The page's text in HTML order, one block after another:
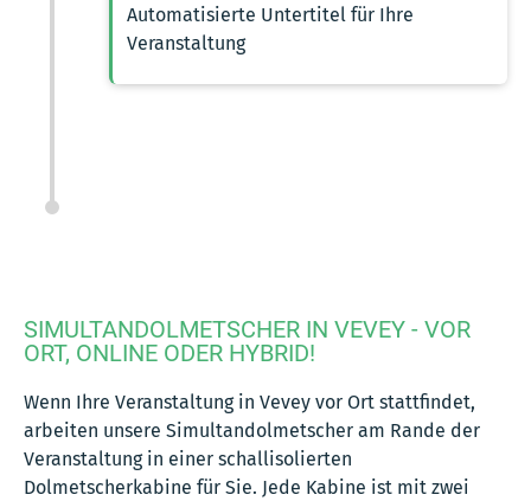
Automatisierte Untertitel für Ihre
Veranstaltung
SIMULTANDOLMETSCHER IN VEVEY - VOR
ORT, ONLINE ODER HYBRID!
Wenn Ihre Veranstaltung in Vevey vor Ort stattfindet,
arbeiten unsere Simultandolmetscher am Rande der
Veranstaltung in einer schallisolierten
Dolmetscherkabine für Sie. Jede Kabine ist mit zwei